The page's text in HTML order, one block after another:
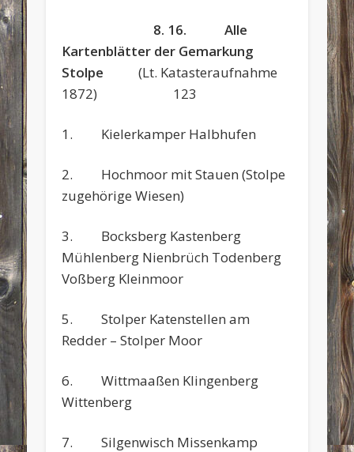
8. 16. Alle
Kartenblätter der Gemarkung
Stolpe(Lt. Katasteraufnahme
1872)
123
1. Kielerkamper Halbhufen
2. Hochmoor mit Stauen (Stolpe
zugehörige Wiesen)
3. Bocksberg Kastenberg
Mühlenberg Nienbrüch Todenberg
Voßberg Kleinmoor
5. Stolper Katenstellen am
Redder – Stolper Moor
6. Wittmaaßen Klingenberg
Wittenberg
7. Silgenwisch Missenkamp